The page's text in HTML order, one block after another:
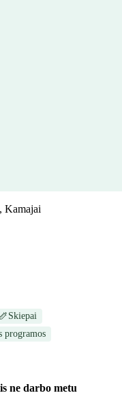
Kamajai
Skiepai
programos
ne darbo metu